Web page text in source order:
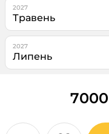
2027
Травень
2027
Липень
7000